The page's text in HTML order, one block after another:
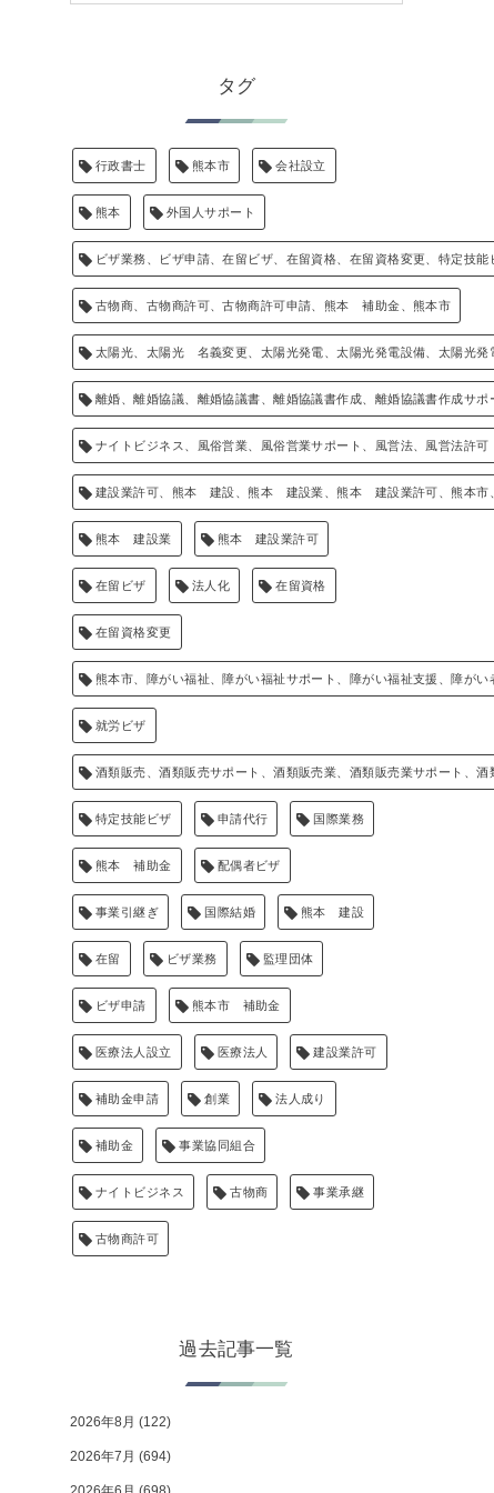
タグ
行政書士 熊本市 会社設立
熊本 外国人サポート
ビザ業務、ビザ申請、在留ビザ、在留資格、在留資格変更、特定技能
古物商、古物商許可、古物商許可申請、熊本 補助金、熊本市
太陽光、太陽光 名義変更、太陽光発電、太陽光発電設備、太陽光
離婚、離婚協議、離婚協議書、離婚協議書作成、離婚協議書作成サポ
ナイトビジネス、風俗営業、風俗営業サポート、風営法、風営法許可
建設業許可、熊本 建設、熊本 建設業、熊本 建設業許可、熊本市
熊本 建設業 熊本 建設業許可
在留ビザ 法人化 在留資格
在留資格変更
熊本市、障がい福祉、障がい福祉サポート、障がい福祉支援、障がい
就労ビザ
酒類販売、酒類販売サポート、酒類販売業、酒類販売業サポート、
特定技能ビザ 申請代行 国際業務
熊本 補助金 配偶者ビザ
事業引継ぎ 国際結婚 熊本 建設
在留 ビザ業務 監理団体
ビザ申請 熊本市 補助金
医療法人設立 医療法人 建設業許可
補助金申請 創業 法人成り
補助金 事業協同組合
ナイトビジネス 古物商 事業承継
古物商許可
過去記事一覧
2026年8月 (122)
2026年7月 (694)